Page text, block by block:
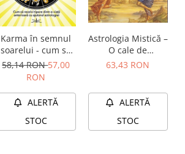
Karma în semnul
soarelui - cum să
rezolvi tipare dintr-
o viaţă anterioară
astrologiei
58,14 RON57,00
RON
ALERTĂ
STOC
Astrologia Mistică –
O cale de
redescoperire a
63,43 RON
ALERTĂ
STOC